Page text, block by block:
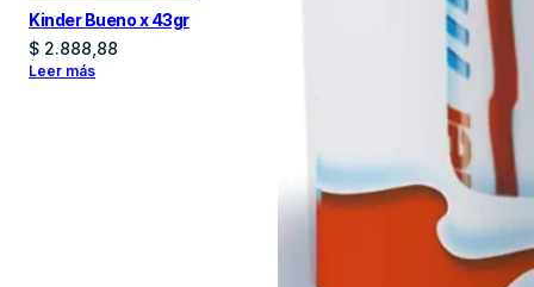
Kinder Bueno x 43gr
$ 2.888,88
Leer más